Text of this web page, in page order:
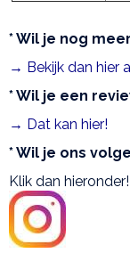
* Wil je nog
→ Bekijk dan hier
* Wil je een
→ Dat kan hier!
* Wil je ons
Klik dan hieronder!